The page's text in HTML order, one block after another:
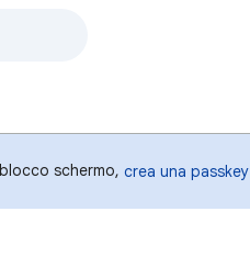
schermo, crea una passkey